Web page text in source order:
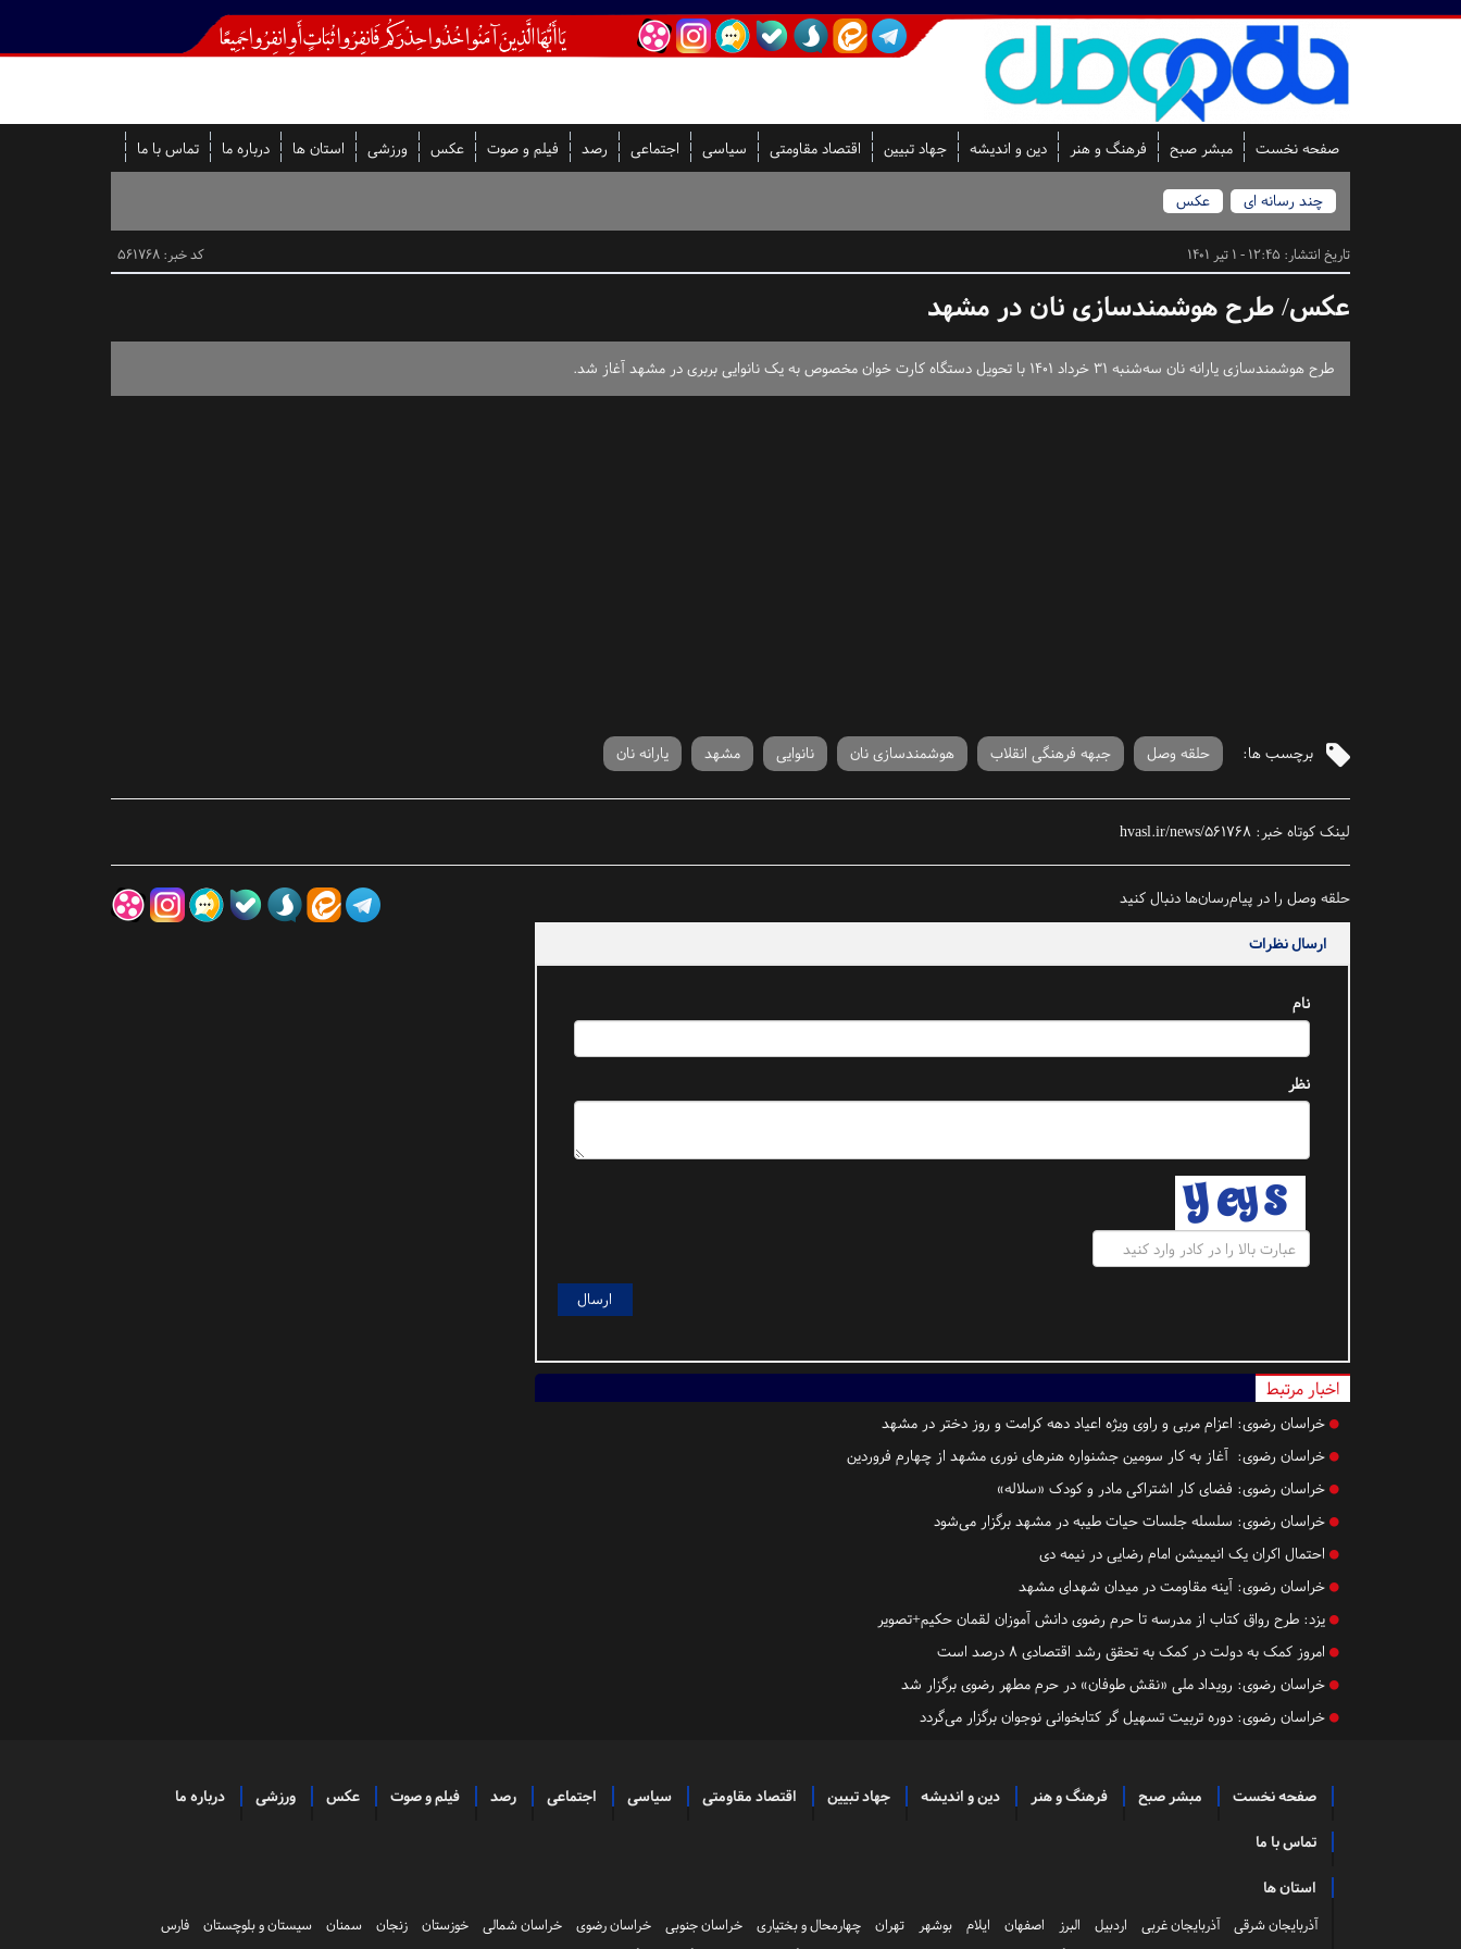
صفحه نخست مبشر صبح فرهنگ و هنر دین و اندیشه جهاد تبیین اقتصاد مقاومتی سیاسی اجتماعی رصد فیلم و صوت عکس ورزشی استان ها درباره ما تماس با ما
چند رسانه ای عکس
تاریخ انتشار: 12:45 - 1 تیر 1401 کد خبر: 561768
عکس/ طرح هوشمندسازی نان در مشهد
طرح هوشمندسازی یارانه نان سه‌شنبه ۳۱ خرداد ۱۴۰۱ با تحویل دستگاه کارت خوان مخصوص به یک نانوایی بربری در مشهد آغاز شد.
برچسب ها: حلقه وصل جبهه فرهنگی انقلاب هوشمندسازی نان نانوایی مشهد یارانه نان
لینک کوتاه خبر: hvasl.ir/news/561768
حلقه وصل را در پیام‌رسان‌ها دنبال کنید
ارسال نظرات
نام
نظر
اخبار مرتبط
خراسان رضوی: اعزام مربی و راوی ویژه اعیاد دهه کرامت و روز دختر در مشهد
خراسان رضوی: آغاز به کار سومین جشنواره هنرهای نوری مشهد از چهارم فروردین
خراسان رضوی: فضای کار اشتراکی مادر و کودک «سلاله»
خراسان رضوی: سلسله جلسات حیات طیبه در مشهد برگزار می‌شود
احتمال اکران یک انیمیشن امام رضایی در نیمه دی
خراسان رضوی: آینه مقاومت در میدان شهدای مشهد
یزد: طرح رواق کتاب از مدرسه تا حرم رضوی دانش آموزان لقمان حکیم+تصویر
امروز کمک به دولت در کمک به تحقق رشد اقتصادی ۸ درصد است
خراسان رضوی: رویداد ملی «نقش طوفان» در حرم مطهر رضوی برگزار شد
خراسان رضوی: دوره تربیت تسهیل گر کتابخوانی نوجوان برگزار می‌گردد
صفحه نخست مبشر صبح فرهنگ و هنر دین و اندیشه جهاد تبیین اقتصاد مقاومتی سیاسی اجتماعی رصد فیلم و صوت عکس ورزشی درباره ما
تماس با ما
استان ها
آذربایجان شرقی آذربایجان غربی اردبیل البرز اصفهان ایلام بوشهر تهران چهارمحال و بختیاری خراسان جنوبی خراسان رضوی خراسان شمالی خوزستان زنجان سمنان سیستان و بلوچستان
فارس